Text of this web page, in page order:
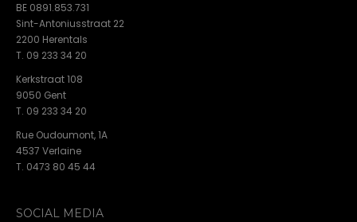
BE 0891.853.731
Sint-Antoniusstraat 22
2200 Herentals
T. 09 233 34 20
Kerkstraat 108
9050 Gent
T. 09 233 34 20
Rue Oudoumont, 1A
4537 Verlaine
T. 0473 80 45 44
SOCIAL MEDIA